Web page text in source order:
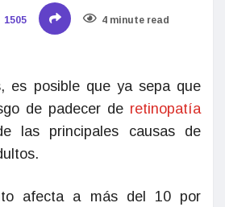
1505 4 minute read
es posible que ya sepa que
de padecer de retinopatía
las principales causas de
afecta a más del 10 por